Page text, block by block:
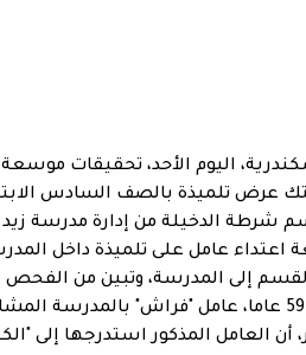
اليوم الأحد، تحقيقات
عرض تلميذة بالصف السادس
شرطة الدخيلة من إدارة مدرسة زيد
اعتداء عامل على تلميذة داخل
أن العامل المذكور استدرجها إلى